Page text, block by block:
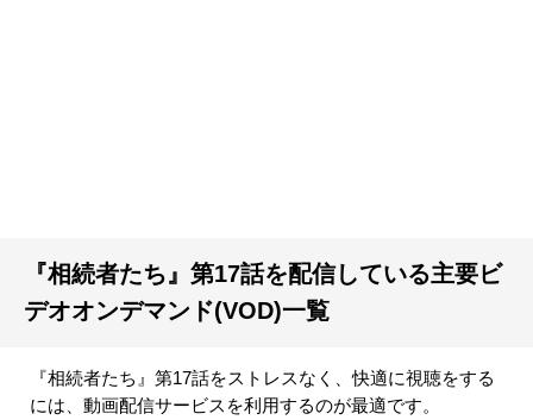
『相続者たち』第17話を配信している主要ビ
デオオンデマンド(VOD)一覧
『相続者たち』第17話をストレスなく、快適に視聴をする
には、動画配信サービスを利用するのが最適です。